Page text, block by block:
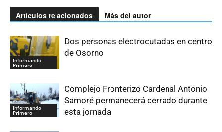
Artículos relacionados Más del autor
Informando
Primero
Dos personas electrocutadas en centro
de Osorno
Informando
Primero
Complejo Fronterizo Cardenal Antonio
Samoré permanecerá cerrado durante
esta jornada